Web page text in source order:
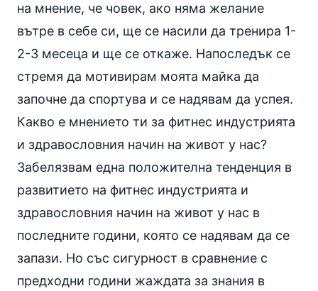
на мнение, че човек, ако няма желание
вътре в себе си, ще се насили да тренира 1-
2-3 месеца и ще се откаже. Напоследък се
стремя да мотивирам моята майка да
започне да спортува и се надявам да успея.
Какво е мнението ти за фитнес индустрията
и здравословния начин на живот у нас?
Забелязвам една положителна тенденция в
развитието на фитнес индустрията и
здравословния начин на живот у нас в
последните години, която се надявам да се
запази. Но със сигурност в сравнение с
предходни години жаждата за знания в